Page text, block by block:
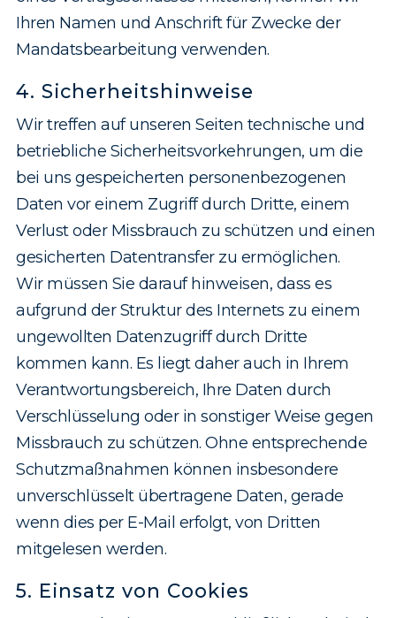
Ihren Namen und Anschrift für Zwecke der
Mandats­bearbeitung verwenden.
4. Sicherheitshinweise
Wir treffen auf unseren Seiten technische und
betriebliche Sicherheits­vorkehrungen, um die
bei uns gespeicherten personen­bezogenen
Daten vor einem Zugriff durch Dritte, einem
Verlust oder Missbrauch zu schützen und einen
gesicherten Datentransfer zu ermöglichen.
Wir müssen Sie darauf hinweisen, dass es
aufgrund der Struktur des Internets zu einem
ungewollten Datenzugriff durch Dritte
kommen kann. Es liegt daher auch in Ihrem
Verantwortungsbereich, Ihre Daten durch
Verschlüsselung oder in sonstiger Weise gegen
Missbrauch zu schützen. Ohne entsprechende
Schutzmaßnahmen können insbesondere
unverschlüsselt übertragene Daten, gerade
wenn dies per E-Mail erfolgt, von Dritten
mitgelesen werden.
5. Einsatz von Cookies